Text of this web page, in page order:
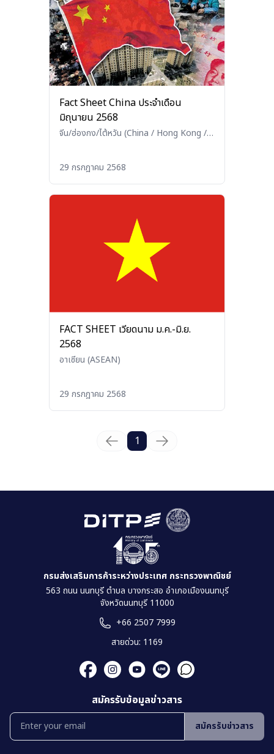
Fact Sheet China ประจำเดือน
มิถุนายน 2568
จีน/ฮ่องกง/ไต้หวัน (China / Hong Kong /
29 กรกฎาคม 2568
FACT SHEET เวียดนาม ม.ค.-มิ.ย.
2568
อาเซียน (ASEAN)
29 กรกฎาคม 2568
1
กรมส่งเสริมการค้าระหว่างประเทศ กระทรวงพาณิชย์
563 ถนน นนทบุรี ตำบล บางกระสอ อำเภอเมืองนนทบุรี
จังหวัดนนทบุรี 11000
+66 2507 7999
สายด่วน: 1169
สมัครรับข้อมูลข่าวสาร
สมัครรับข่าวสาร